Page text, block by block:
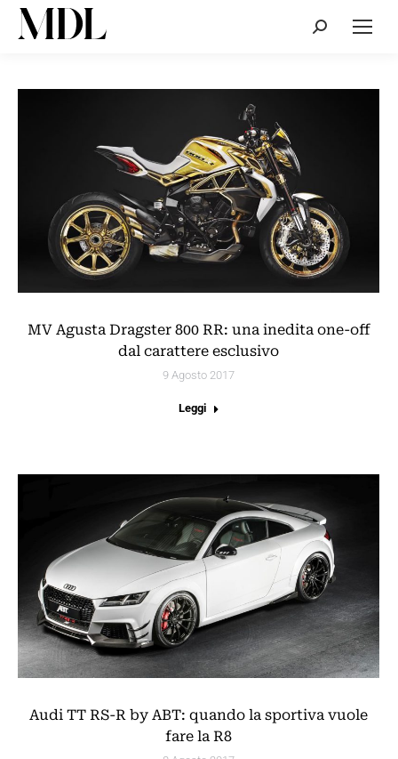
Cerca:
MV Agusta Dragster 800 RR: una inedita one-off
dal carattere esclusivo
9 Agosto 2017
Leggi
Audi TT RS-R by ABT: quando la sportiva vuole
fare la R8